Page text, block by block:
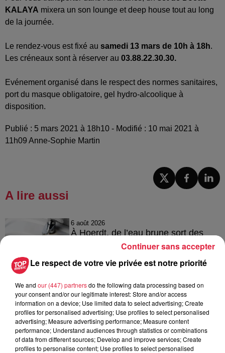
KALAYA mixera un son lounge et deep house tout au long
de la journée.
Le rendez-vous est fixé au samedi 13 mars de 10h à 18h.
Les créneaux sont à réserver au 03.88.22.30.30.
Evénement organisé dans le respect des normes sanitaires,
port du masque obligatoire, gel hydro-alcoolique à
disposition.
Publié : 5 mars 2021 à 18h10 - Modifié : 10 mai 2021 à
11h09 Anne-Sophie Martin
A lire aussi
6 août 2026
À Hoerdt, de l’eau brune sort des
6 août 2026
Tags antisémites à Strasbourg :
Catherine Trautmann réagit
Le respect de votre vie privée est notre priorité
We and our (447) partnersdo the following data processing based on
your consent and/or our legitimate interest: Store and/or access
information on a device; Use limited data to select advertising; Create
profiles for personalised advertising; Use profiles to select personalised
advertising; Measure advertising performance; Measure content
performance; Understand audiences through statistics or combinations
of data from different sources; Develop and improve services; Create
profiles to personalise content; Use profiles to select personalised
Continuer sans accepter